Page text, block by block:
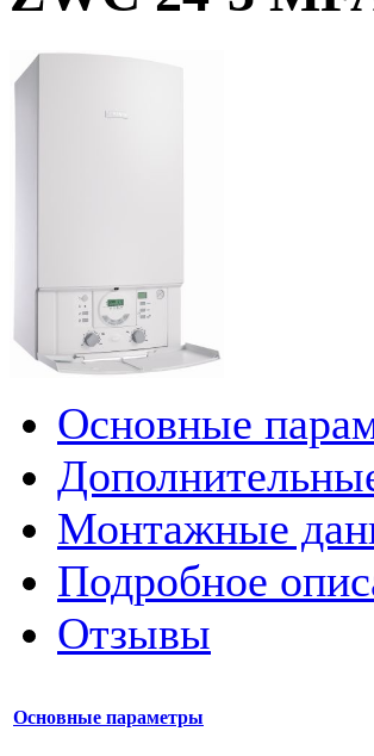
Основные
Монтажные
Подробное
Отзывы
Основные параметры